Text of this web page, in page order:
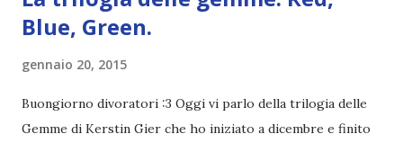
Blue, Green.
gennaio 20, 2015
Buongiorno divoratori :3 Oggi vi parlo della trilogia delle
Gemme di Kerstin Gier che ho iniziato a dicembre e finito